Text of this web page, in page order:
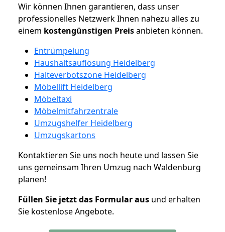
Wir können Ihnen garantieren, dass unser
professionelles Netzwerk Ihnen nahezu alles zu
einem kostengünstigen Preisanbieten können.
Entrümpelung
Haushaltsauflösung Heidelberg
Halteverbotszone Heidelberg
Möbellift Heidelberg
Möbeltaxi
Möbelmitfahrzentrale
Umzugshelfer Heidelberg
Umzugskartons
Kontaktieren Sie uns noch heute und lassen Sie
uns gemeinsam Ihren Umzug nach Waldenburg
planen!
Füllen Sie jetzt das Formular aus und erhalten
Sie kostenlose Angebote.